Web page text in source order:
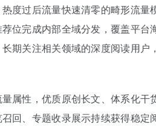
度过后流量快速清零的畸形流
位完成内部全域分发，覆盖平
期关注相关领域的深度阅读用
属性，优质原创长文、体系化
回、专题收录展示持续获得稳